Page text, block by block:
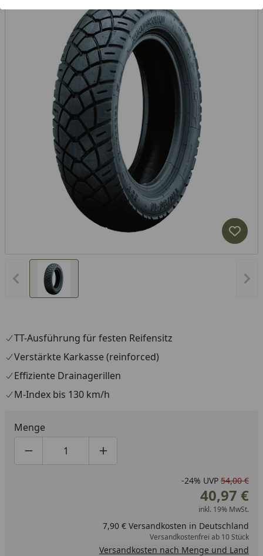
Vorheriges Bild anzeigen
TT-Ausführung für festen Reifensitz
Verstärkte Karkasse (reinforced)
Effiziente Drainagerillen
M-Index bis 130 km/h
Menge
Produktmenge um eins verringern
Produktmenge manuell eingeben
Produktmenge um eins erhöhen
-24% UVP 54,00 €
40,97 €
inkl. 19% MwSt.
7,90 € Versandkosten in Deutschland
Versandkostenfrei ab 10 Stück
Versandkosten nach Menge und Land